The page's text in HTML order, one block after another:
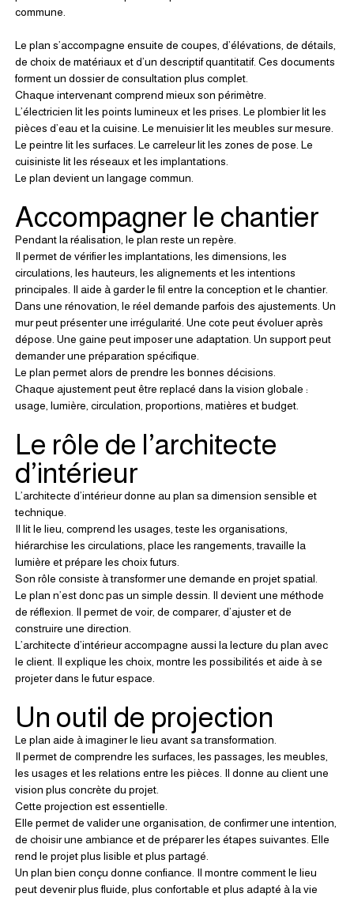
commune.
Le plan s’accompagne ensuite de coupes, d’élévations, de détails,
de choix de matériaux et d’un descriptif quantitatif. Ces documents
forment un dossier de consultation plus complet.
Chaque intervenant comprend mieux son périmètre.
L’électricien lit les points lumineux et les prises. Le plombier lit les
pièces d’eau et la cuisine. Le menuisier lit les meubles sur mesure.
Le peintre lit les surfaces. Le carreleur lit les zones de pose. Le
cuisiniste lit les réseaux et les implantations.
Le plan devient un langage commun.
Accompagner le chantier
Pendant la réalisation, le plan reste un repère.
Il permet de vérifier les implantations, les dimensions, les
circulations, les hauteurs, les alignements et les intentions
principales. Il aide à garder le fil entre la conception et le chantier.
Dans une rénovation, le réel demande parfois des ajustements. Un
mur peut présenter une irrégularité. Une cote peut évoluer après
dépose. Une gaine peut imposer une adaptation. Un support peut
demander une préparation spécifique.
Le plan permet alors de prendre les bonnes décisions.
Chaque ajustement peut être replacé dans la vision globale :
usage, lumière, circulation, proportions, matières et budget.
Le rôle de l’architecte
d’intérieur
L’architecte d’intérieur donne au plan sa dimension sensible et
technique.
Il lit le lieu, comprend les usages, teste les organisations,
hiérarchise les circulations, place les rangements, travaille la
lumière et prépare les choix futurs.
Son rôle consiste à transformer une demande en projet spatial.
Le plan n’est donc pas un simple dessin. Il devient une méthode
de réflexion. Il permet de voir, de comparer, d’ajuster et de
construire une direction.
L’architecte d’intérieur accompagne aussi la lecture du plan avec
le client. Il explique les choix, montre les possibilités et aide à se
projeter dans le futur espace.
Un outil de projection
Le plan aide à imaginer le lieu avant sa transformation.
Il permet de comprendre les surfaces, les passages, les meubles,
les usages et les relations entre les pièces. Il donne au client une
vision plus concrète du projet.
Cette projection est essentielle.
Elle permet de valider une organisation, de confirmer une intention,
de choisir une ambiance et de préparer les étapes suivantes. Elle
rend le projet plus lisible et plus partagé.
Un plan bien conçu donne confiance. Il montre comment le lieu
peut devenir plus fluide, plus confortable et plus adapté à la vie